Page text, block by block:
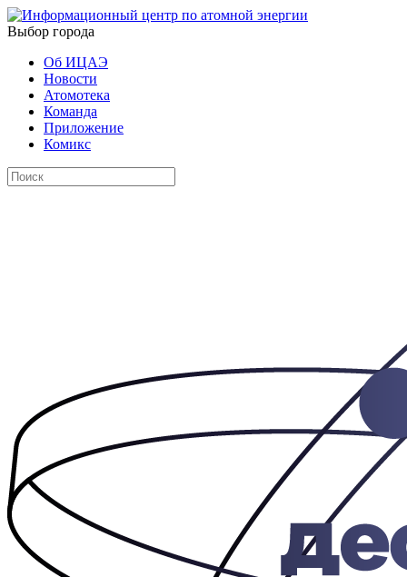
Выбор города
Об ИЦАЭ
Новости
Атомотека
Команда
Приложение
Комикс